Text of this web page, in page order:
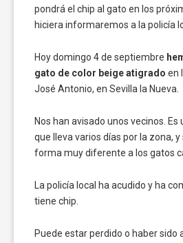
pondrá el chip al gato en los
hiciera informaremos a la policía
Hoy domingo 4 de septiembre
gato de color beige atigrado en
José Antonio, en Sevilla la Nueva.
Nos han avisado unos vecinos. Es
que lleva varios días por la zona,
forma muy diferente a los gatos
La policía local ha acudido y ha
tiene chip.
Puede estar perdido o haber sido